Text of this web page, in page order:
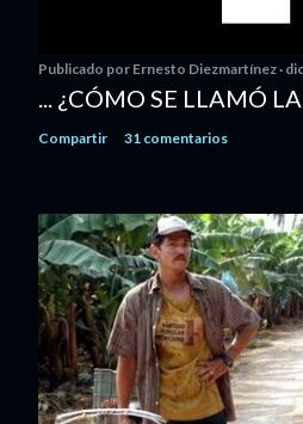
Publicado por Ernesto Diezmartínez
... ¿CÓMO SE LLAMÓ
Compartir 31 comentarios